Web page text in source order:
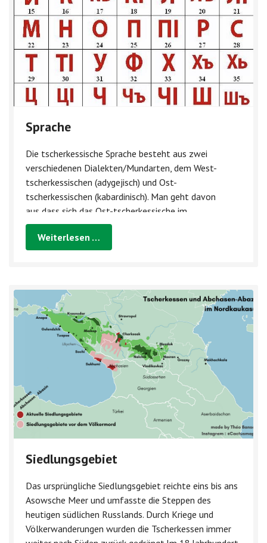
Sprache
Die tscherkessische Sprache besteht aus zwei
verschiedenen Dialekten/Mundarten, dem West-
tscherkessischen (adygejisch) und Ost-
tscherkessischen (kabardinisch). Man geht davon
aus,dass sich das Ost-tscherkessische im
13.-14.Jahrhundert von der gemeinsamen
tscherkessischen Sprache getrennt...
Weiterlesen …
Siedlungsgebiet
Das ursprüngliche Siedlungsgebiet reichte eins bis ans
Asowsche Meer und umfasste die Steppen des
heutigen südlichen Russlands. Durch Kriege und
Völkerwanderungen wurden die Tscherkessen immer